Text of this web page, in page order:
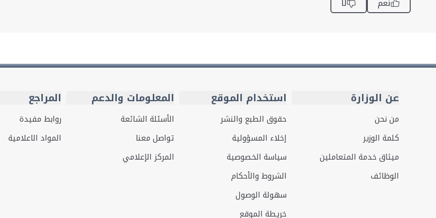
نعم لا
عن الوزارة
من نحن
كلمة الوزير
ميثاق خدمة المتعاملين
الوظائف
استخدام الموقع
حقوق الطبع والنشر
إخلاء المسؤولية
سياسة الخصوصية
الشروط والأحكام
سهولة الوصول
خريطة الموقع
المعلومات والدعم
الأسئلة الشائعة
تواصل معنا
المركز الإعلامي
المراجع
روابط مفيدة
المواد الاعلامية